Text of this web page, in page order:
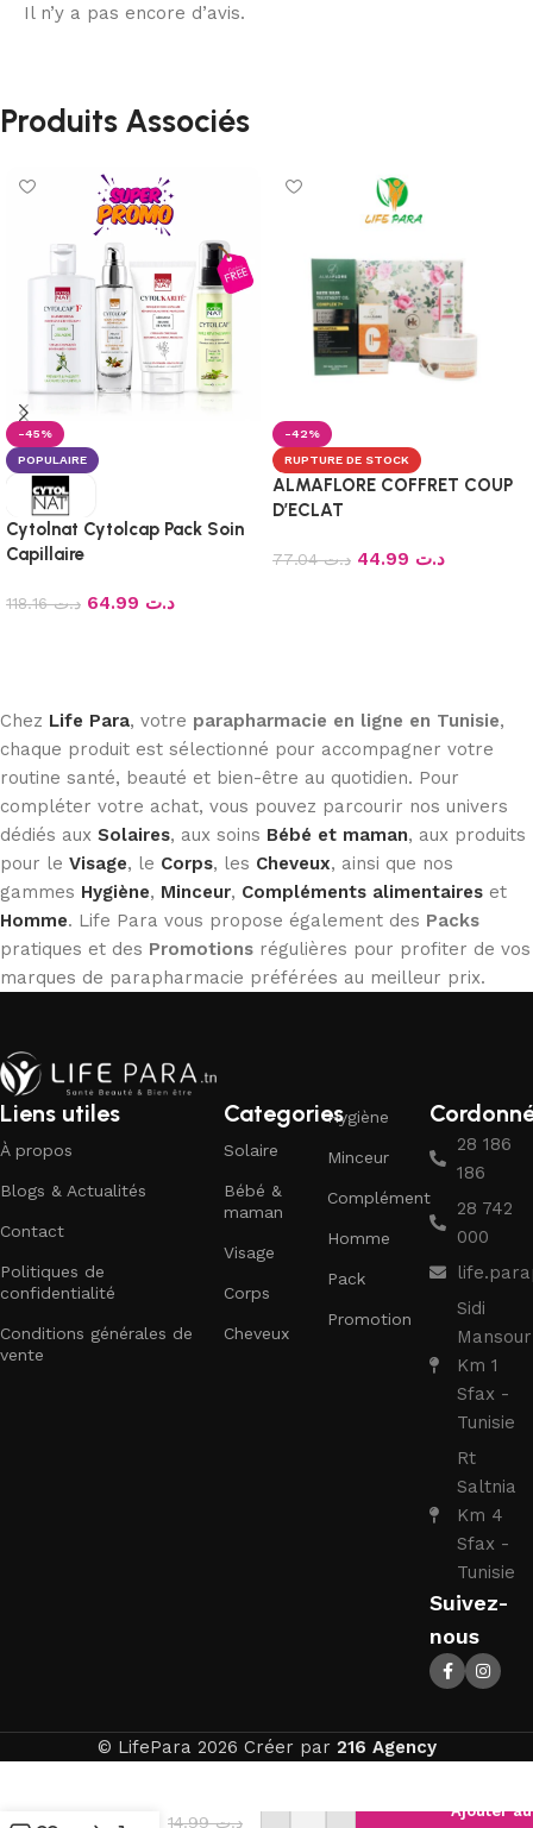
Il n’y a pas encore d’avis.
Produits Associés
-45%
POPULAIRE
Cytolnat Cytolcap Pack Soin
Capillaire
د.ت118.16 د.ت
-42%
RUPTURE DE STOCK
ALMAFLORE COFFRET COUP
D’ECLAT
د.ت77.04 د.ت
Chez Life Para, votre parapharmacie en ligne en Tunisie,
chaque produit est sélectionné pour accompagner votre
routine santé, beauté et bien-être au quotidien. Pour
compléter votre achat, vous pouvez parcourir nos univers
dédiés aux Solaires, aux soins Bébé et maman, aux produits
pour le Visage, le Corps, les Cheveux, ainsi que nos
gammes Hygiène, Minceur, Compléments alimentaires et
Homme. Life Para vous propose également des Packs
pratiques et des Promotions régulières pour profiter de vos
marques de parapharmacie préférées au meilleur prix.
Liens utiles
À propos
Blogs & Actualités
Contact
Politiques de
confidentialité
Conditions générales de
vente
Categories
Solaire
Bébé &
maman
Visage
Corps
Cheveux
Hygiène
Minceur
Complément
Homme
Pack
Promotion
28 186
186
28 742
000
Sidi
Mansour
Km 1
Sfax -
Tunisie
Rt
Saltnia
Km 4
Sfax -
Tunisie
Suivez-
nous
© LifePara 2026 Créer par 216 Agency
د.ت14.99
Ajouter